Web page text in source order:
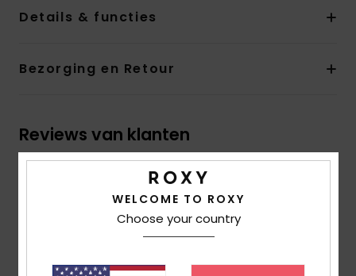
Details & functies
Bezorging en Retour
Reviews van klanten
Gemiddelde score
5.0/5
WELCOME TO ROXY
Choose your country